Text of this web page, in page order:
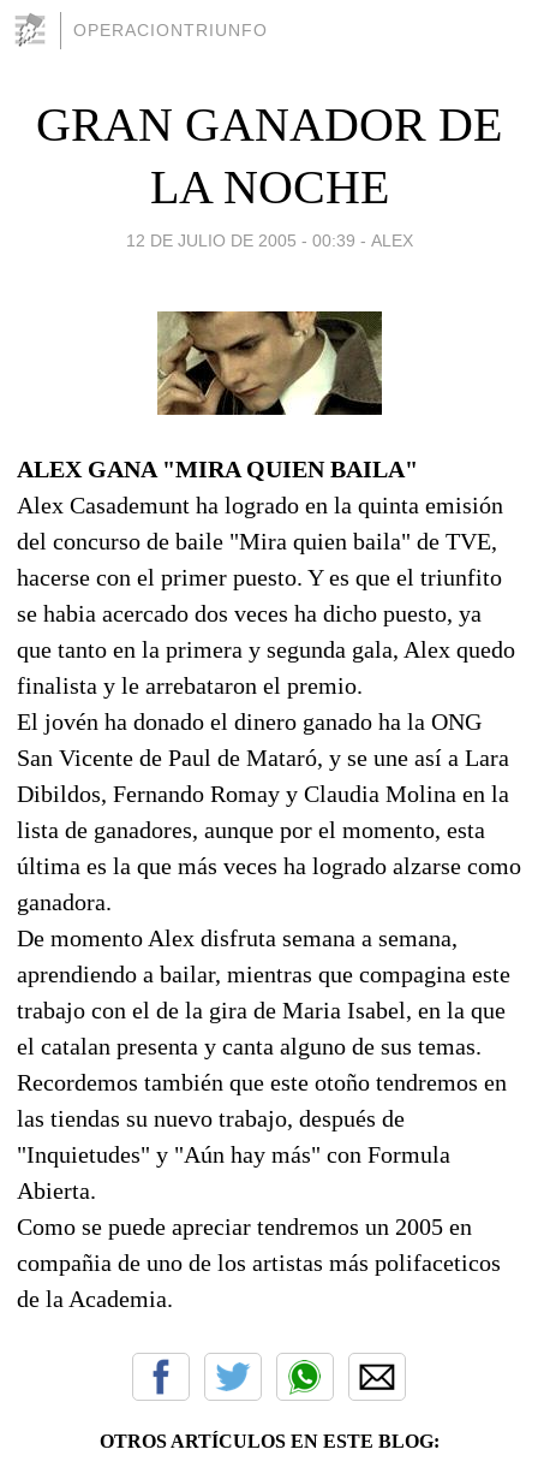
OPERACIONTRIUNFO
GRAN GANADOR DE
LA NOCHE
12 DE JULIO DE 2005 - 00:39 - ALEX
ALEX GANA "MIRA QUIEN BAILA"
Alex Casademunt ha logrado en la quinta emisión
del concurso de baile "Mira quien baila" de TVE,
hacerse con el primer puesto. Y es que el triunfito
se habia acercado dos veces ha dicho puesto, ya
que tanto en la primera y segunda gala, Alex quedo
finalista y le arrebataron el premio.
El jovén ha donado el dinero ganado ha la ONG
San Vicente de Paul de Mataró, y se une así a Lara
Dibildos, Fernando Romay y Claudia Molina en la
lista de ganadores, aunque por el momento, esta
última es la que más veces ha logrado alzarse como
ganadora.
De momento Alex disfruta semana a semana,
aprendiendo a bailar, mientras que compagina este
trabajo con el de la gira de Maria Isabel, en la que
el catalan presenta y canta alguno de sus temas.
Recordemos también que este otoño tendremos en
las tiendas su nuevo trabajo, después de
"Inquietudes" y "Aún hay más" con Formula
Abierta.
Como se puede apreciar tendremos un 2005 en
compañia de uno de los artistas más polifaceticos
de la Academia.
OTROS ARTÍCULOS EN ESTE BLOG: